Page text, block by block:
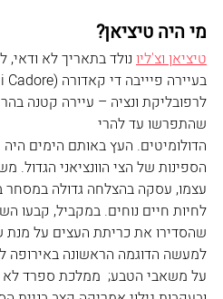
מי היה טיציאן?
טיציאן וצ'ליו
לרפובליקת ונציה – עיירה קטנה
שהתפרשו עד להרי
הדולומיטים. העץ באותם הימים
הספינות של הצי הוונציאני הגדול.
עצמו, עסקה בהצלחה גדולה
לחיות חיים נוחים. במקביל, קבעו
שהסדירו את כריתת העצים על מנת
למעשה הדוגמה הראשונה באירופה
על משאבי הטבע;  ממלכת ספרד לא